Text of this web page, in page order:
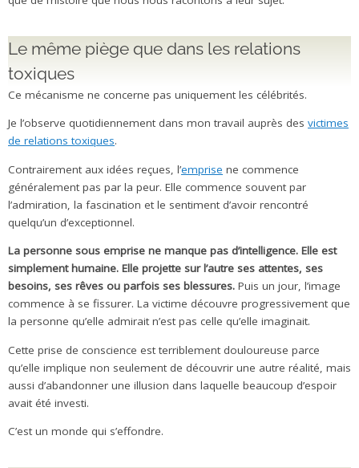
Le même piège que dans les relations
toxiques
Ce mécanisme ne concerne pas uniquement les célébrités.
Je l’observe quotidiennement dans mon travail auprès des victimes
de relations toxiques.
Contrairement aux idées reçues, l’emprise ne commence
généralement pas par la peur. Elle commence souvent par
l’admiration, la fascination et le sentiment d’avoir rencontré
quelqu’un d’exceptionnel.
La personne sous emprise ne manque pas d’intelligence. Elle est
simplement humaine. Elle projette sur l’autre ses attentes, ses
besoins, ses rêves ou parfois ses blessures. Puis un jour, l’image
commence à se fissurer. La victime découvre progressivement que
la personne qu’elle admirait n’est pas celle qu’elle imaginait.
Cette prise de conscience est terriblement douloureuse parce
qu’elle implique non seulement de découvrir une autre réalité, mais
aussi d’abandonner une illusion dans laquelle beaucoup d’espoir
avait été investi.
C’est un monde qui s’effondre.